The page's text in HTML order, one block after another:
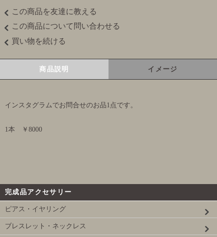
この商品を友達に教える
この商品について問い合わせる
買い物を続ける
商品説明 イメージ
インスタグラムでお問合せのお品1点です。
1本 ￥8000
完成品アクセサリー
ピアス・イヤリング
ブレスレット・ネックレス